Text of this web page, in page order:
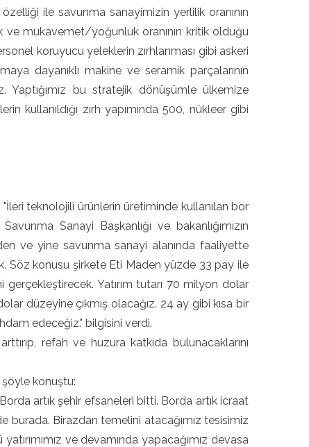
ile savunma sanayimizin yerlilik oranının
ve mukavemet/yoğunluk oranının kritik olduğu
koruyucu yeleklerin zırhlanması gibi askeri
dayanıklı makine ve seramik parçalarının
bu stratejik dönüşümle ülkemize
kullanıldığı zırh yapımında 500, nükleer gibi
teknolojili ürünlerin üretiminde kullanılan bor
Sanayi Başkanlığı ve bakanlığımızın
ve yine savunma sanayi alanında faaliyette
Söz konusu şirkete Eti Maden yüzde 33 pay ile
Yatırım tutarı 70 milyon dolar
düzeyine çıkmış olacağız. 24 ay gibi kısa bir
edeceğiz." bilgisini verdi.
refah ve huzura katkıda bulunacaklarını
şöyle konuştu:
artık şehir efsaneleri bitti. Borda artık icraat
burada. Birazdan temelini atacağımız tesisimiz
ve devamında yapacağımız devasa